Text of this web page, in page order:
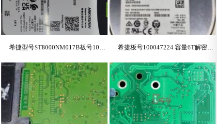
希捷型号ST8000NM017B板号100871827REV8海康希捷硬盘解密 希捷板号100047224 容量6T解密过程